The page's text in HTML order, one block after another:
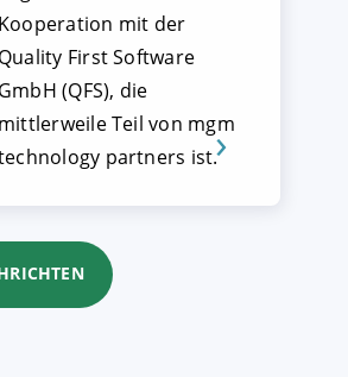
Kooperation mit der
Quality First Software
GmbH (QFS), die
mittlerweile Teil von mgm
partners ist.